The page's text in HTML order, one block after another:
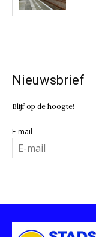
Nieuwsbrief
Blijf op de hoogte!
E-mail